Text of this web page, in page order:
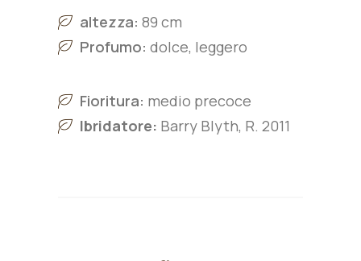
altezza: 89 cm
Profumo: dolce, leggero
Fioritura: medio precoce
Ibridatore: Barry Blyth, R. 2011